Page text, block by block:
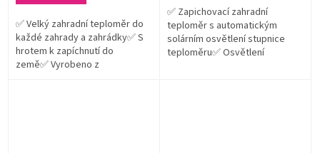
✅ Velký zahradní teploměr do
každé zahrady a zahrádky✅ S
hrotem k zapíchnutí do
země✅ Vyrobeno z
✅ Zapichovací zahradní
teploměr s automatickým
solárním osvětlení stupnice
teploměru✅ Osvětlení